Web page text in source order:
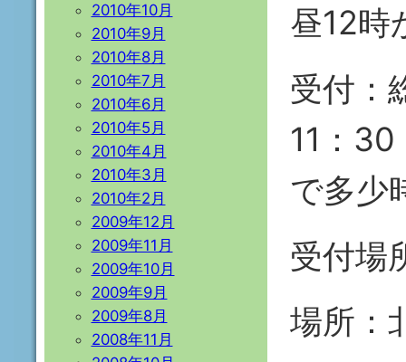
昼12時
受付：
11：
で多少
受付場
場所：
2010年10月
2010年9月
2010年8月
2010年7月
2010年6月
2010年5月
2010年4月
2010年3月
2010年2月
2009年12月
2009年11月
2009年10月
2009年9月
2009年8月
2008年11月